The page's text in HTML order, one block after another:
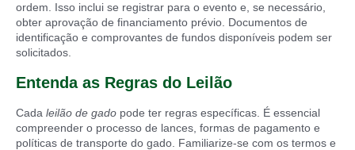
ordem. Isso inclui se registrar para o evento e, se necessário,
obter aprovação de financiamento prévio. Documentos de
identificação e comprovantes de fundos disponíveis podem ser
solicitados.
Entenda as Regras do Leilão
Cada leilão de gado pode ter regras específicas. É essencial
compreender o processo de lances, formas de pagamento e
políticas de transporte do gado. Familiarize-se com os termos e